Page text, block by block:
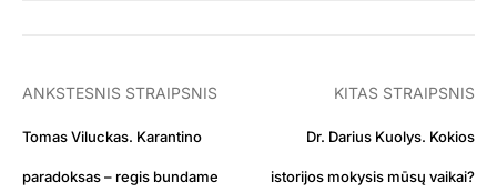
ANKSTESNIS STRAIPSNIS
Tomas Viluckas. Karantino
paradoksas – regis bundame
KITAS STRAIPSNIS
Dr. Darius Kuolys. Kokios
istorijos mokysis mūsų vaikai?